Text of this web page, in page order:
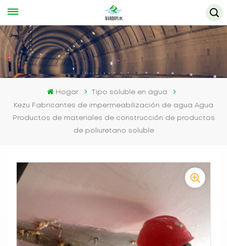
Hogar
Tipo soluble en agua
Kezu Fabricantes de impermeabilización de agua Agua
Productos de materiales de construcción de productos
de poliuretano soluble